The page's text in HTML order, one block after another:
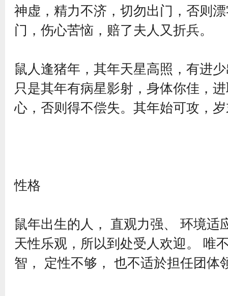
神虚，精力不济，切勿出门，否则
门，伤心苦恼，赔了夫人又折兵。
鼠人逢猪年，其年天星高照，有进
只是其年有病星影射，身体你佳，
心，否则得不偿失。其年始可攻，
性格
鼠年出生的人， 直观力强、 环境适
天性乐观，所以到处受人欢迎。 唯
智， 定性不够， 也不适於担任团体